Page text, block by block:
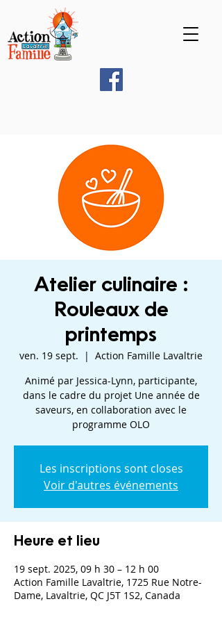
Atelier culinaire :
Rouleaux de
printemps
ven. 19 sept.
  |
Action Famille Lavaltrie
Animé par Jessica-Lynn, participante,
dans le cadre du projet Une année de
saveurs, en collaboration avec le
programme OLO
Les inscriptions sont closes
Voir d'autres événements
Heure et lieu
19 sept. 2025, 09 h 30 – 12 h 00
Action Famille Lavaltrie, 1725 Rue Notre-
Dame, Lavaltrie, QC J5T 1S2, Canada